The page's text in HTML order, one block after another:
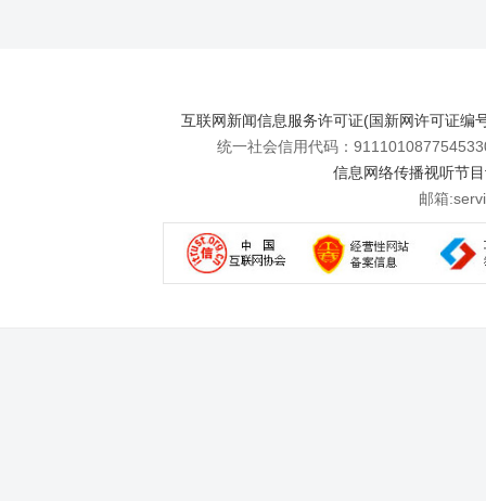
互联网新闻信息服务许可证(国新网许可证编
统一社会信用代码：
信息网络传播视听节
邮箱